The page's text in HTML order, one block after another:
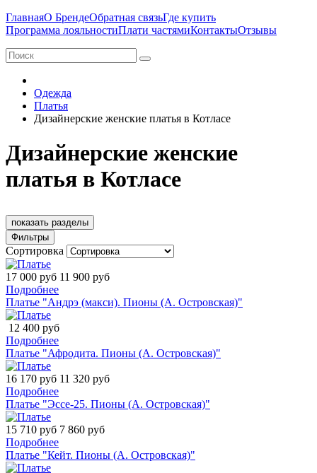
ГлавнаяО БрендеОбратная связьГде купить
Программа лояльностиПлати частямиКонтактыОтзывы
Одежда
Платья
Дизайнерские женские платья в Котласе
Дизайнерские женские
платья в Котласе
показать разделы
Фильтры
Сортировка
17 000 руб 11 900 руб
Подробнее
Платье "Андрэ (макси). Пионы (А. Островская)"
12 400 руб
Подробнее
Платье "Афродита. Пионы (А. Островская)"
16 170 руб 11 320 руб
Подробнее
Платье "Эссе-25. Пионы (А. Островская)"
15 710 руб 7 860 руб
Подробнее
Платье "Кейт. Пионы (А. Островская)"